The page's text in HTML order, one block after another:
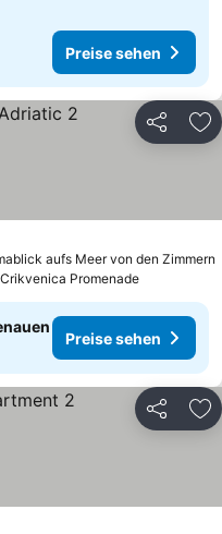
Preise sehen
Teilen
aufs Meer von den Zimmern
Promenade
Preise sehen
Teilen